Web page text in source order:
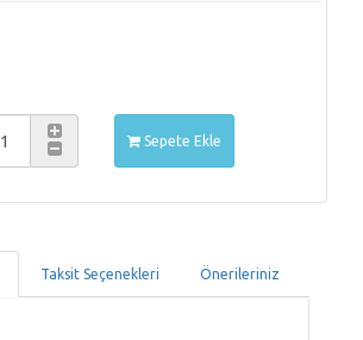
Sepete Ekle
Taksit Seçenekleri Önerileriniz